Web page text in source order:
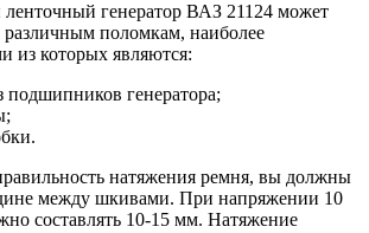
генератор ВАЗ 21124 может
различным поломкам, наиболее
из которых являются:
подшипников генератора;
натяжения ремня, вы должны
между шкивами. При напряжении 10
составлять 10-15 мм. Натяжение